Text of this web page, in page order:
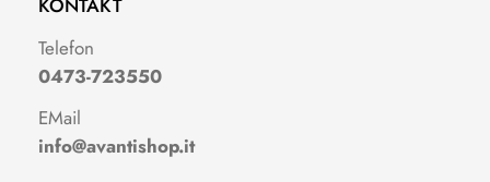
KONTAKT
Telefon
0473-723550
EMail
info@avantishop.it